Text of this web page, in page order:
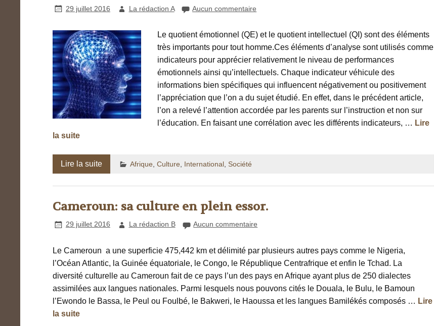
29 juillet 2016 La rédaction A Aucun commentaire
Le quotient émotionnel (QE) et le quotient intellectuel (QI) sont des éléments
très importants pour tout homme.Ces éléments d’analyse sont utilisés comme
indicateurs pour apprécier relativement le niveau de performances
émotionnels ainsi qu’intellectuels. Chaque indicateur véhicule des
informations bien spécifiques qui influencent négativement ou positivement
l’appréciation que l’on a du sujet étudié. En effet, dans le précédent article,
l’on a relevé l’attention accordée par les parents sur l’instruction et non sur
l’éducation. En faisant une corrélation avec les différents indicateurs, … Lire
la suite
Lire la suite Afrique, Culture, International, Société
Cameroun: sa culture en plein essor.
29 juillet 2016 La rédaction B Aucun commentaire
Le Cameroun a une superficie 475,442 km et délimité par plusieurs autres pays comme le Nigeria,
l’Océan Atlantic, la Guinée équatoriale, le Congo, le République Centrafrique et enfin le Tchad. La
diversité culturelle au Cameroun fait de ce pays l’un des pays en Afrique ayant plus de 250 dialectes
assimilées aux langues nationales. Parmi lesquels nous pouvons cités le Douala, le Bulu, le Bamoun
l’Ewondo le Bassa, le Peul ou Foulbé, le Bakweri, le Haoussa et les langues Bamilékés composés … Lire
la suite